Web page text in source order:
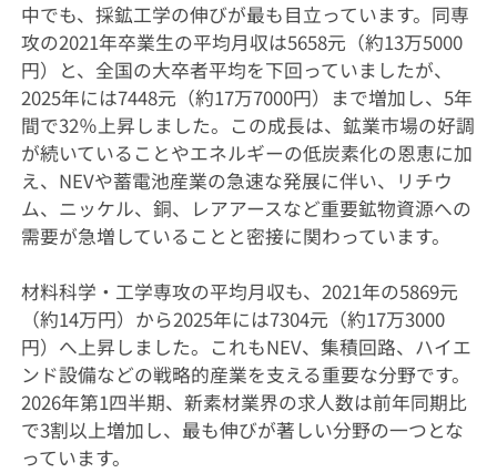
中でも、採鉱工学の伸びが最も目立っています。同専
攻の2021年卒業生の平均月収は5658元（約13万5000
円）と、全国の大卒者平均を下回っていましたが、
2025年には7448元（約17万7000円）まで増加し、5年
間で32％上昇しました。この成長は、鉱業市場の好調
が続いていることやエネルギーの低炭素化の恩恵に加
え、NEVや蓄電池産業の急速な発展に伴い、リチウ
ム、ニッケル、銅、レアアースなど重要鉱物資源への
需要が急増していることと密接に関わっています。
材料科学・工学専攻の平均月収も、2021年の5869元
（約14万円）から2025年には7304元（約17万3000
円）へ上昇しました。これもNEV、集積回路、ハイエ
ンド設備などの戦略的産業を支える重要な分野です。
2026年第1四半期、新素材業界の求人数は前年同期比
で3割以上増加し、最も伸びが著しい分野の一つとな
っています。